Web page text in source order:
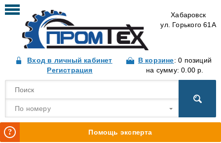
Хабаровск
ул. Горького 61А
Вход в личный кабинет
Регистрация
В корзине: 0 позиций
на сумму: 0.00 р.
По номеру
Помощь эксперта